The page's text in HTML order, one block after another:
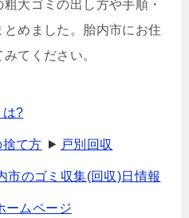
大ゴミの出し方や手順・
めました。胎内市にお住
てください。
は?
て方 戸別回収
市のゴミ収集(回収)日情報
ームページ